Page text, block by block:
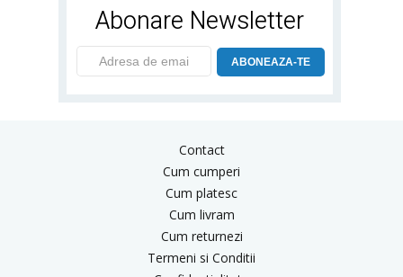
Abonare Newsletter
ABONEAZA-TE
Contact
Cum cumperi
Cum platesc
Cum livram
Cum returnezi
Termeni si Conditii